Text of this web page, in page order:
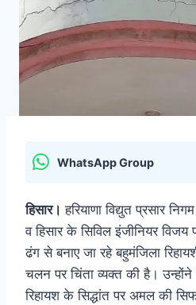
WhatsApp Group
हिसार। हरियाणा विद्युत प्रसार
व हिसार के सिविल इंजीनियर
ढंग से बनाए जा रहे बहुमंजिला
चलन पर चिंता व्यक्त की है।
रिहायश के सिद्धांत पर अमल की